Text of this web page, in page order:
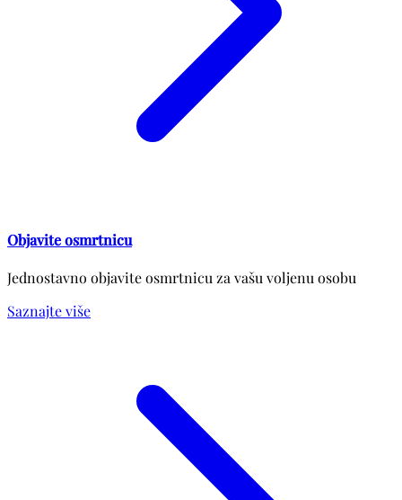
Objavite osmrtnicu
Jednostavno objavite osmrtnicu za vašu voljenu osobu
Saznajte više